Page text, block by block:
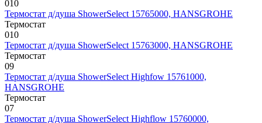
010
Термостат д/душа ShowerSelect 15765000, HANSGROHE
Термостат
010
Термостат д/душа ShowerSelect 15763000, HANSGROHE
Термостат
09
Термостат д/душа ShowerSelect Highfow 15761000,
HANSGROHE
Термостат
07
Термостат д/душа ShowerSelect Highflow 15760000,